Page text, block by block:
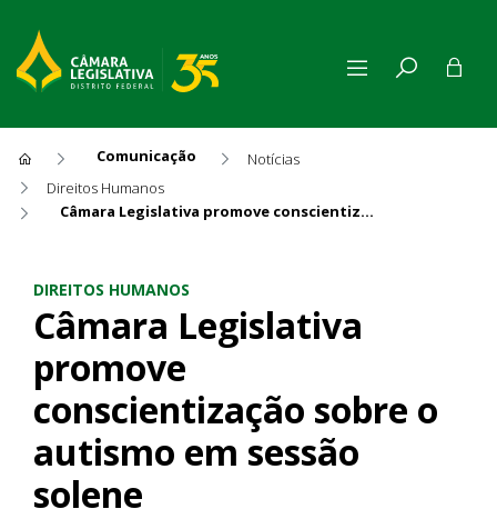
Comunicação
Notícias
Direitos Humanos
Câmara Legislativa promove conscientização sobre o autismo em sessão solene
DIREITOS HUMANOS
Câmara Legislativa
promove
conscientização sobre o
autismo em sessão
solene